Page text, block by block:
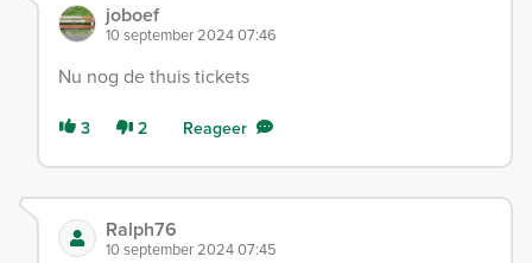
joboef
10 september 2024 07:46
Nu nog de thuis tickets
3 2 Reageer
Ralph76
10 september 2024 07:45